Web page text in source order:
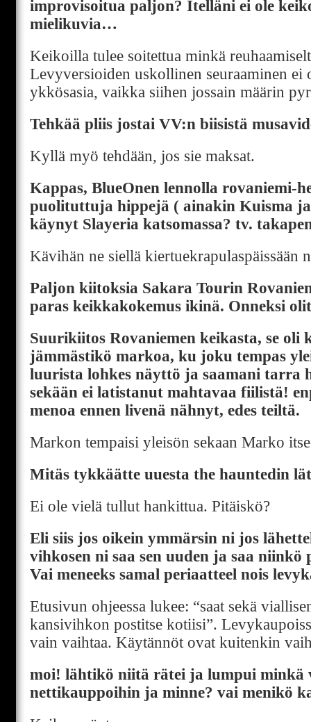
improvisoitua paljon? Itelläni ei ole
mielikuvia…
Keikoilla tulee soitettua minkä
Levyversioiden uskollinen seuraaminen ei
ykkösasia, vaikka siihen jossain määrin
Tehkää pliis jostai VV:n biisistä
Kyllä myö tehdään, jos sie maksat.
Kappas, BlueOnen lennolla rovaniemi-
puolituttuja hippejä ( ainakin Kuisma
käynyt Slayeria katsomassa? tv.
Kävihän ne siellä kiertuekrapulaspäissään
Paljon kiitoksia Sakara Tourin
paras keikkakokemus ikinä. Onneksi
Suurikiitos Rovaniemen keikasta, se
jämmästikö markoa, ku joku tempas
luurista lohkes näyttö ja saamani tarra
sekään ei latistanut mahtavaa fiilistä!
menoa ennen livenä nähnyt, edes teiltä.
Markon tempaisi yleisön sekaan Marko
Mitäs tykkäätte uuesta the hauntedin
Ei ole vielä tullut hankittua. Pitäiskö?
Eli siis jos oikein ymmärsin ni jos
vihkosen ni saa sen uuden ja saa niinkö
Vai meneeks samal periaatteel nois
Etusivun ohjeessa lukee: “saat sekä
kansivihkon postitse kotiisi”.
vain vaihtaa. Käytännöt ovat kuitenkin
moi! lähtikö niitä rätei ja lumpui minkä
nettikauppoihin ja minne? vai menikö